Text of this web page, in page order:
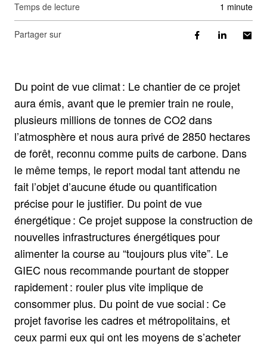
Temps de lecture 1 minute
Partager sur
Du point de vue climat : Le chantier de ce projet
aura émis, avant que le premier train ne roule,
plusieurs millions de tonnes de CO2 dans
l’atmosphère et nous aura privé de 2850 hectares
de forêt, reconnu comme puits de carbone. Dans
le même temps, le report modal tant attendu ne
fait l’objet d’aucune étude ou quantification
précise pour le justifier. Du point de vue
énergétique : Ce projet suppose la construction de
nouvelles infrastructures énergétiques pour
alimenter la course au “toujours plus vite”. Le
GIEC nous recommande pourtant de stopper
rapidement : rouler plus vite implique de
consommer plus. Du point de vue social : Ce
projet favorise les cadres et métropolitains, et
ceux parmi eux qui ont les moyens de s’acheter